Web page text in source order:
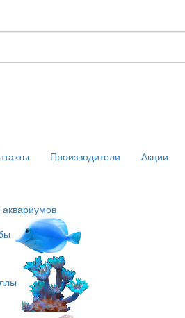
Производители Акции